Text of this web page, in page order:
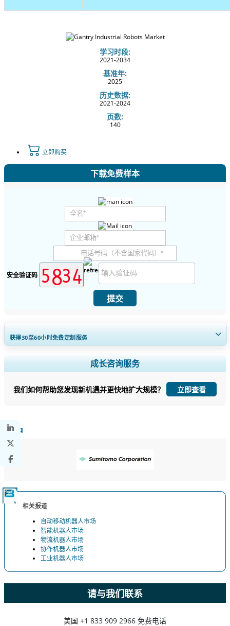
学习时段:
2021-2034
基准年:
2025
历史数据:
2021-2024
页数:
140
立即购买
下载免费样本
安全验证码
提交
获得30至60小时免费定制服务
扩大区域和国家覆盖范围， 细分市场分析， 公司简介， 竞争基准分析，
以及最终用户洞察。
立即定制
成长咨询服务
我们如何帮助您发现新机遇并更快地扩大规模？ 立即查看
客户
相关报道
自动移动机器人市场
智能机器人市场
物流机器人市场
协作机器人市场
工业机器人市场
请与我们联系
美国 +1 833 909 2966 免费电话